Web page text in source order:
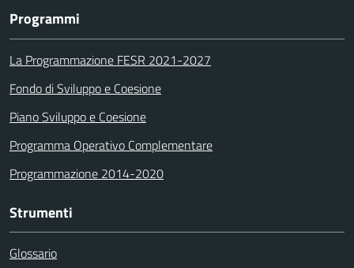
Programmi
La Programmazione FESR 2021-2027
Fondo di Sviluppo e Coesione
Piano Sviluppo e Coesione
Programma Operativo Complementare
Programmazione 2014-2020
Strumenti
Glossario